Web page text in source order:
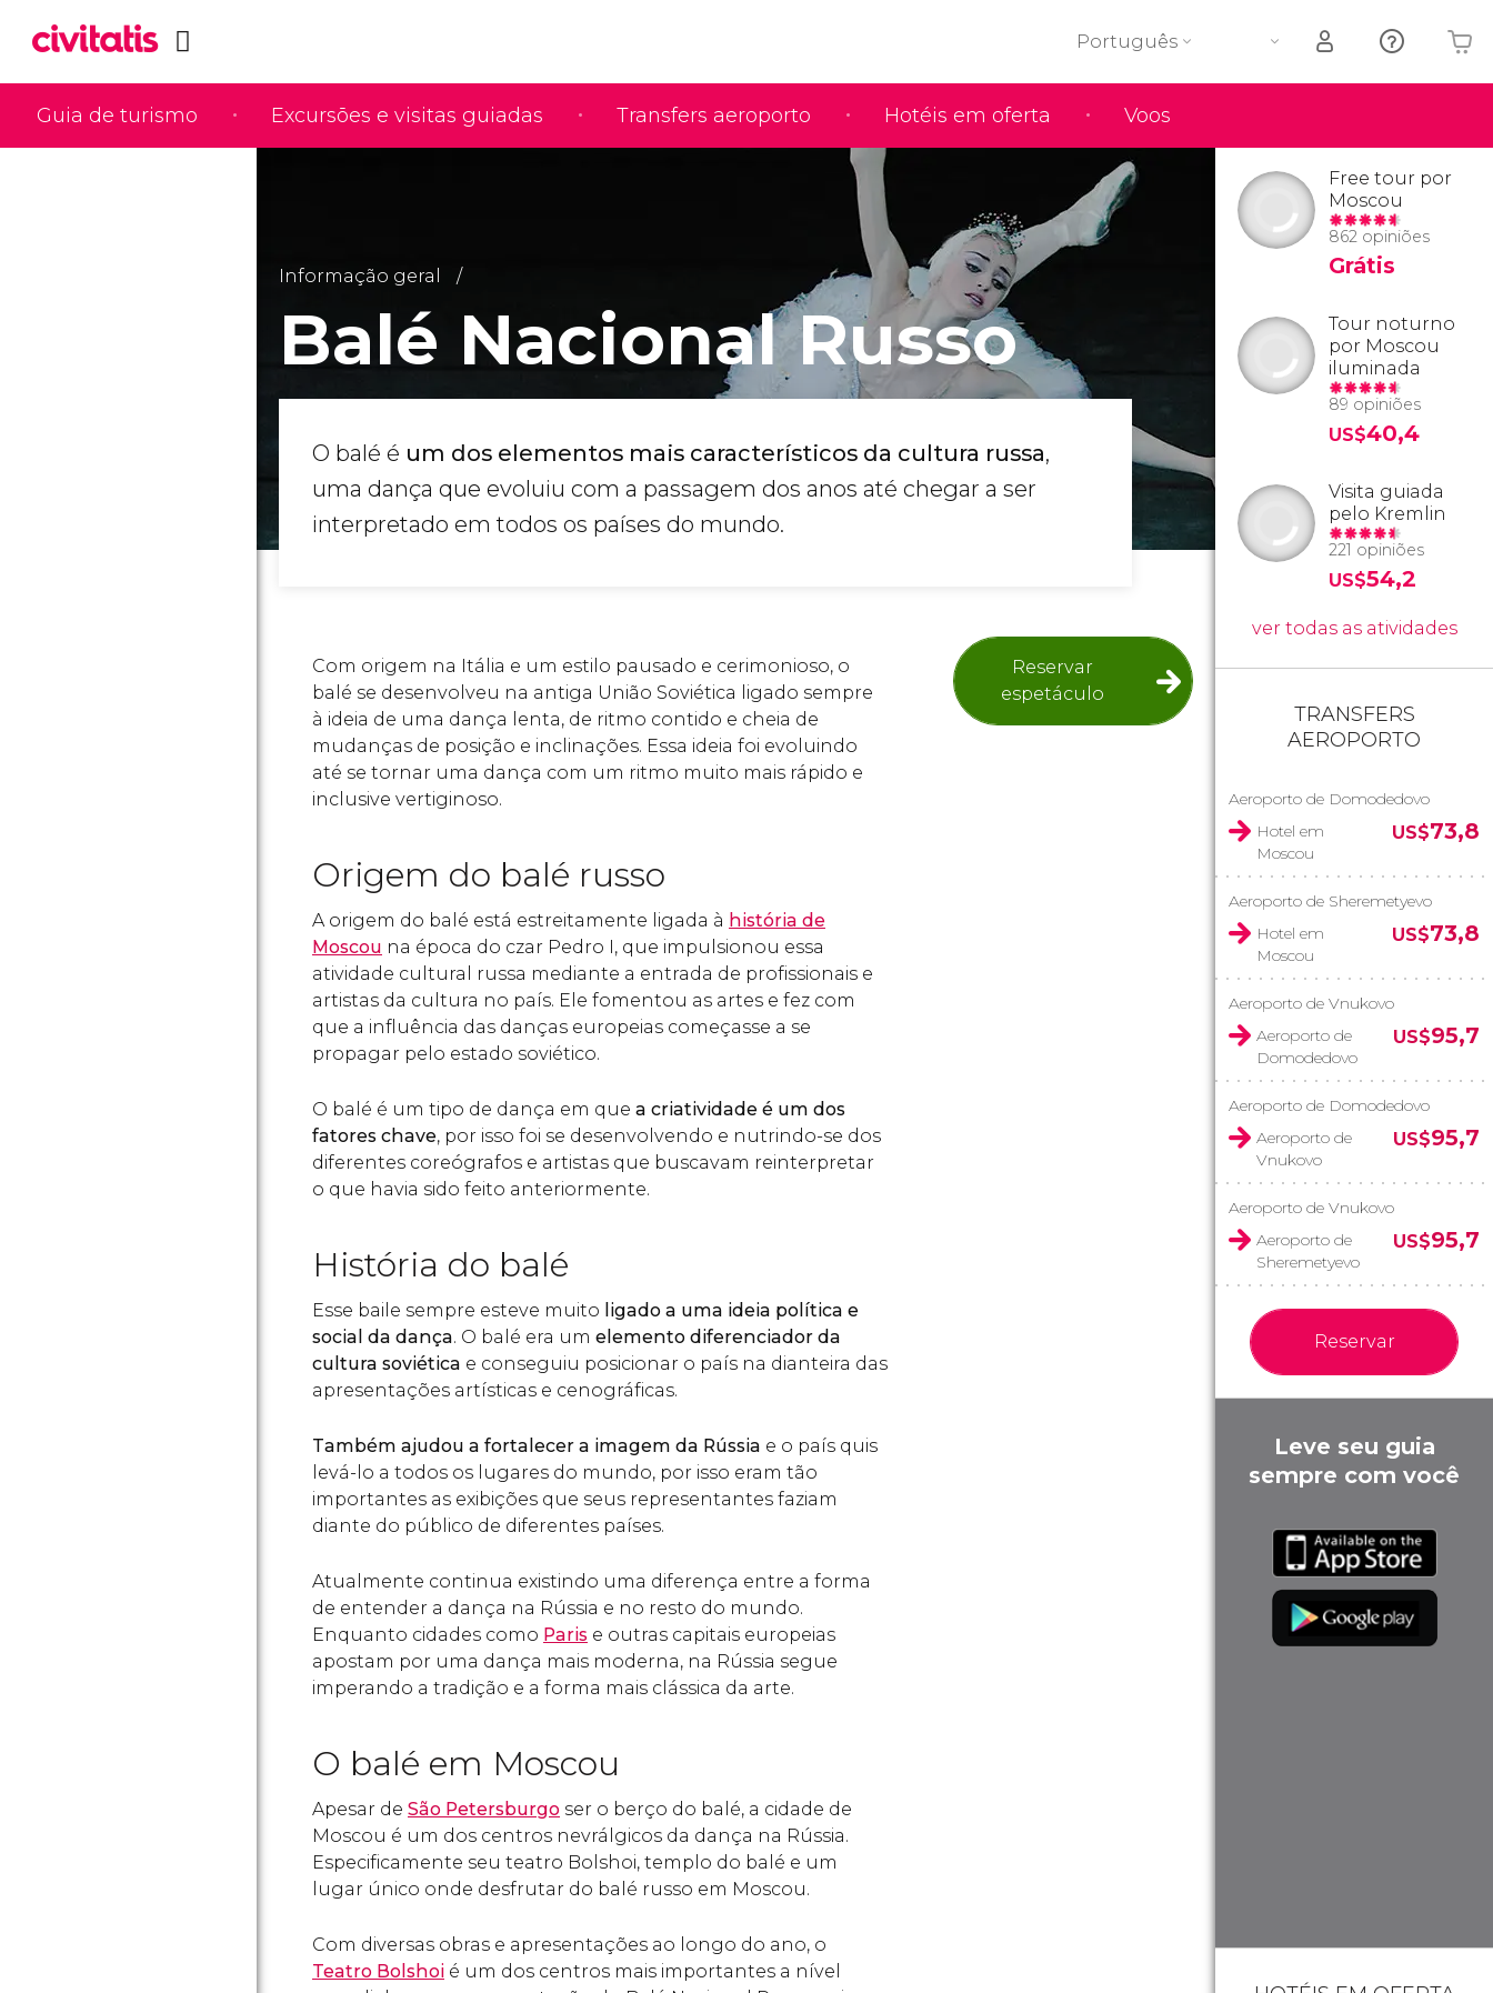
Guia de turismo Excursões e visitas guiadas Transfers aeroporto Hotéis em oferta Voos
Português
Informação geral
Balé Nacional Russo
O balé é um dos elementos mais característicos da cultura russa,
uma dança que evoluiu com a passagem dos anos até chegar a ser
interpretado em todos os países do mundo.
Reservar
espetáculo
Com origem na Itália e um estilo pausado e cerimonioso, o
balé se desenvolveu na antiga União Soviética ligado sempre
à ideia de uma dança lenta, de ritmo contido e cheia de
mudanças de posição e inclinações. Essa ideia foi evoluindo
até se tornar uma dança com um ritmo muito mais rápido e
inclusive vertiginoso.
Origem do balé russo
A origem do balé está estreitamente ligada à história de
Moscou na época do czar Pedro I, que impulsionou essa
atividade cultural russa mediante a entrada de profissionais e
artistas da cultura no país. Ele fomentou as artes e fez com
que a influência das danças europeias começasse a se
propagar pelo estado soviético.
O balé é um tipo de dança em que a criatividade é um dos
fatores chave, por isso foi se desenvolvendo e nutrindo-se dos
diferentes coreógrafos e artistas que buscavam reinterpretar
o que havia sido feito anteriormente.
História do balé
Esse baile sempre esteve muito ligado a uma ideia política e
social da dança. O balé era um elemento diferenciador da
cultura soviética e conseguiu posicionar o país na dianteira das
apresentações artísticas e cenográficas.
Também ajudou a fortalecer a imagem da Rússia e o país quis
levá-lo a todos os lugares do mundo, por isso eram tão
importantes as exibições que seus representantes faziam
diante do público de diferentes países.
Atualmente continua existindo uma diferença entre a forma
de entender a dança na Rússia e no resto do mundo.
Enquanto cidades como Paris e outras capitais europeias
apostam por uma dança mais moderna, na Rússia segue
imperando a tradição e a forma mais clássica da arte.
O balé em Moscou
Apesar de São Petersburgo ser o berço do balé, a cidade de
Moscou é um dos centros nevrálgicos da dança na Rússia.
Especificamente seu teatro Bolshoi, templo do balé e um
lugar único onde desfrutar do balé russo em Moscou.
Com diversas obras e apresentações ao longo do ano, o
Teatro Bolshoi é um dos centros mais importantes a nível
Free tour por
Moscou
862 opiniões
Grátis
Tour noturno
por Moscou
iluminada
89 opiniões
US$40,4
Visita guiada
pelo Kremlin
221 opiniões
US$54,2
ver todas as atividades
TRANSFERS
AEROPORTO
Aeroporto de Domodedovo
Hotel em
Moscou
US$73,8
Aeroporto de Sheremetyevo
Hotel em
Moscou
US$73,8
Aeroporto de Vnukovo
Aeroporto de
Domodedovo
US$95,7
Aeroporto de Domodedovo
Aeroporto de
Vnukovo
US$95,7
Aeroporto de Vnukovo
Aeroporto de
Sheremetyevo
US$95,7
Reservar
Leve seu guia
sempre com você